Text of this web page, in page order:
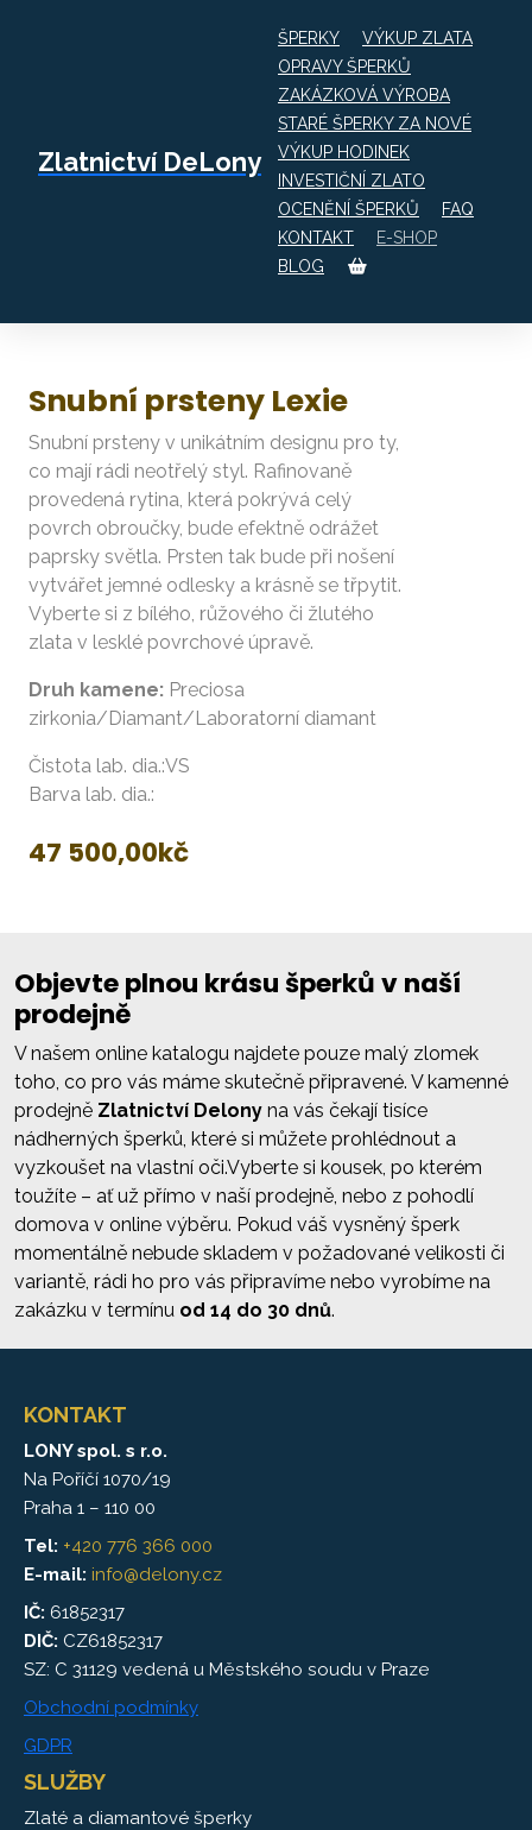
Zlatnictví DeLony
ŠPERKY
VÝKUP ZLATA
OPRAVY ŠPERKŮ
ZAKÁZKOVÁ VÝROBA
STARÉ ŠPERKY ZA NOVÉ
VÝKUP HODINEK
INVESTIČNÍ ZLATO
OCENĚNÍ ŠPERKŮ
FAQ
KONTAKT
E-SHOP
BLOG
E-SHOP Snubní prsteny Lexie
Snubní prsteny Lexie
Snubní prsteny v unikátním designu pro ty,
co mají rádi neotřelý styl. Rafinovaně
provedená rytina, která pokrývá celý
povrch obroučky, bude efektně odrážet
paprsky světla. Prsten tak bude při nošení
vytvářet jemné odlesky a krásně se třpytit.
Vyberte si z bílého, růžového či žlutého
zlata v lesklé povrchové úpravě.
Druh kamene: Preciosa
zirkonia/Diamant/Laboratorní diamant
Čistota lab. dia.:VS
Barva lab. dia.:
47 500,00kč
Objevte plnou krásu šperků v naší
prodejně
V našem online katalogu najdete pouze malý zlomek
toho, co pro vás máme skutečně připravené. V kamenné
prodejně Zlatnictví Delony na vás čekají tisíce
nádherných šperků, které si můžete prohlédnout a
vyzkoušet na vlastní oči.Vyberte si kousek, po kterém
toužíte – ať už přímo v naší prodejně, nebo z pohodlí
domova v online výběru. Pokud váš vysněný šperk
momentálně nebude skladem v požadované velikosti či
variantě, rádi ho pro vás připravíme nebo vyrobíme na
zakázku v termínu od 14 do 30 dnů.
KONTAKT
LONY spol. s r.o.
Na Poříčí 1070/19
Praha 1 – 110 00
Tel: +420 776 366 000
E-mail: info@delony.cz
IČ: 61852317
DIČ: CZ61852317
SZ: C 31129 vedená u Městského soudu v Praze
Obchodní podmínky
GDPR
SLUŽBY
Zlaté a diamantové šperky